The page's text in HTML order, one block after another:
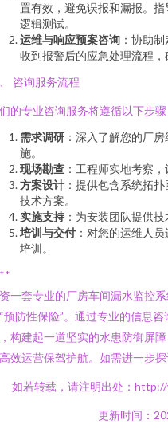
置有效，避免误报和漏报。
逻辑测试。
运维与响应预案咨询 ：协助
收到报警后的应急处理流程，
咨询服务流程
的专业咨询服务将遵循以下步
需求调研 ：深入了解您的厂
施。
现场勘查 ：工程师实地考察
方案设计 ：提供包含系统拓
技术方案。
实施支持 ：为安装团队提供
培训与交付 ：对您的运维人
培训。
一套专业的厂房车间漏水监控
预防性保险”。通过专业的信息
构建起一道坚实的水患防御屏
效运营保驾护航。如需进一步
如若转载，请注明出处：
更新时间：